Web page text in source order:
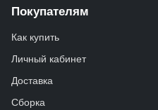
Покупателям
Как купить
Личный кабинет
Доставка
Сборка